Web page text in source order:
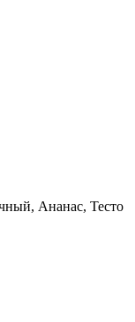
Ананас, Тесто